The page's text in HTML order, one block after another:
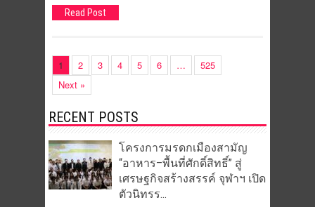
Read Post
1 2 3 4 5 6 …
525
Next »
RECENT POSTS
โครงการมรดกเมืองสามัญ
“อาหาร–พื้นที่ศักดิ์สิทธิ์” สู่
เศรษฐกิจสร้างสรรค์ จุฬาฯ เปิด
ตัวนิทรร...